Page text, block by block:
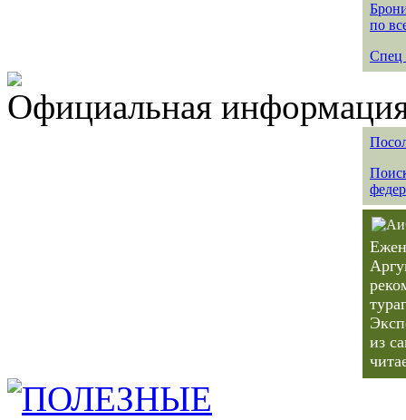
по
Спец
Официальная
из